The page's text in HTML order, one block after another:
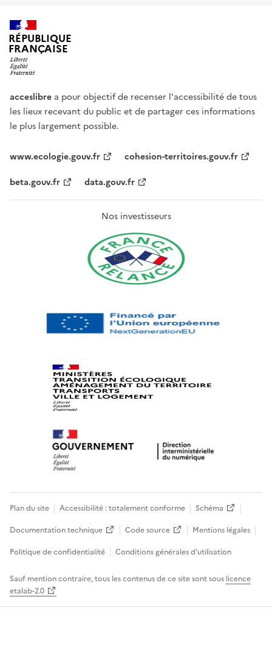
RÉPUBLIQUE
FRANÇAISE
acceslibre a pour objectif de recenser l'accessibilité de tous
les lieux recevant du public et de partager ces informations
le plus largement possible.
www.ecologie.gouv.fr
cohesion-territoires.gouv.fr
beta.gouv.fr
data.gouv.fr
Nos investisseurs
Plan du site Accessibilité : totalement conforme
Schéma
Documentation technique
Code source
Mentions légales
Politique de confidentialité
Conditions générales d’utilisation
Sauf mention contraire, tous les contenus de ce site sont sous licence
etalab-2.0